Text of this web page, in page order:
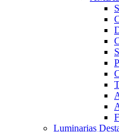
Luminarias